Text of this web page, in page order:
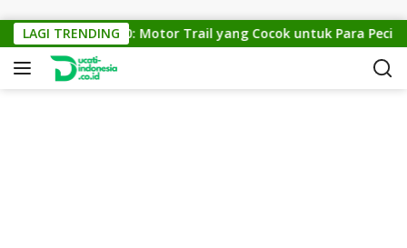
LAGI TRENDING
KTM Cross 150: Motor Trail yang Cocok untuk Para Pecinta